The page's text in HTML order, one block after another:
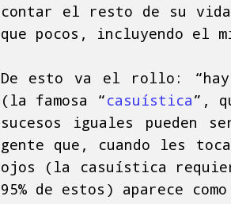
contar el resto de su
que pocos, incluyendo el
De esto va el rollo:
(la famosa “casuística”,
sucesos iguales pueden
gente que, cuando les
ojos (la casuística
95% de estos) aparece